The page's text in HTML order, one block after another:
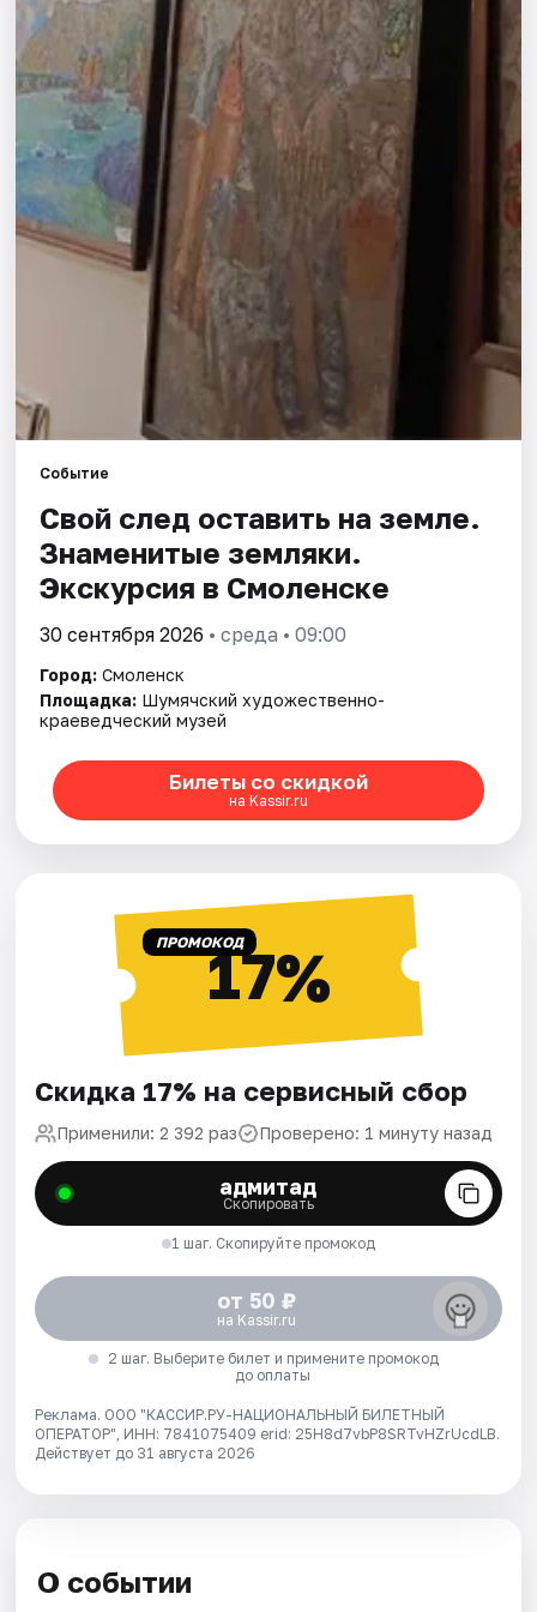
Города
Площадки
Артисты
Рейтинги
Событие
Свой след оставить на земле.
Знаменитые земляки.
Экскурсия в Смоленске
30 сентября 2026 • среда • 09:00
Город: Смоленск
Площадка: Шумячский художественно-
краеведческий музей
Билеты со скидкой
на Kassir.ru
ПРОМОКОД17%
Скидка 17% на сервисный сбор
Применили: 2 392 раз Проверено: 1 минуту назад
адмитад
Скопировать
1 шаг. Скопируйте промокод
от 50 ₽
на Kassir.ru
2 шаг. Выберите билет и примените промокод
до оплаты
Реклама. ООО "КАССИР.РУ-НАЦИОНАЛЬНЫЙ БИЛЕТНЫЙ
ОПЕРАТОР", ИНН: 7841075409 erid: 25H8d7vbP8SRTvHZrUcdLB.
Действует до 31 августа 2026
О событии